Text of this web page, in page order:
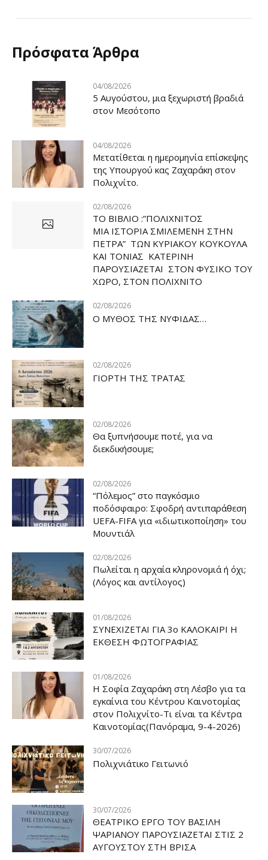
Πρόσφατα Άρθρα
04/08/2026
5 Αυγούστου, μια ξεχωριστή βραδιά
στον Μεσότοπο
04/08/2026
Μετατίθεται η ημερομηνία επίσκεψης
της Υπουργού κας Ζαχαράκη στον
Πολιχνίτο.
02/08/2026
ΤΟ ΒΙΒΛΙΟ :”ΠΟΛΙΧΝΙΤΟΣ
ΜΙΑ ΙΣΤΟΡΙΑ ΣΜΙΛΕΜΕΝΗ ΣΤΗΝ
ΠΕΤΡΑ” ΤΩΝ ΚΥΡΙΑΚΟΥ ΚΟΥΚΟΥΛΑ
ΚΑΙ ΤΟΝΙΑΣ ΚΑΤΕΡΙΝΗ
ΠΑΡΟΥΣΙΑΖΕΤΑΙ ΣΤΟΝ ΦΥΣΙΚΟ ΤOY
ΧΩΡΟ, ΣΤΟΝ ΠΟΛΙΧΝΙΤΟ
02/08/2026
Ο ΜΥΘΟΣ ΤΗΣ ΝΥΦΙΔΑΣ…
02/08/2026
ΓΙΟΡΤΗ ΤΗΣ ΤΡΑΤΑΣ
02/08/2026
Θα ξυπνήσουμε ποτέ, για να
διεκδικήσουμε;
02/08/2026
“Πόλεμος” στο παγκόσμιο
ποδόσφαιρο: Σφοδρή αντιπαράθεση
UEFA-FIFA για «ιδιωτικοποίηση» του
Μουντιάλ
02/08/2026
Πωλείται η αρχαία κληρονομιά ή όχι;
(Λόγος και αντίλογος)
01/08/2026
ΣΥΝΕΧΙΖΕΤΑΙ ΓΙΑ 3ο ΚΑΛΟΚΑΙΡΙ Η
ΕΚΘΕΣΗ ΦΩΤΟΓΡΑΦΙΑΣ
01/08/2026
Η Σοφία Ζαχαράκη στη Λέσβο για τα
εγκαίνια του Κέντρου Καινοτομίας
στον Πολιχνίτο-Τι είναι τα Κέντρα
Καινοτομίας(Πανόραμα, 9-4-2026)
30/07/2026
Πολιχνιάτικο Γειτωνιό
30/07/2026
ΘΕΑΤΡΙΚΟ ΕΡΓΟ ΤΟΥ ΒΑΣΙΛΗ
ΨΑΡΙΑΝΟΥ ΠΑΡΟΥΣΙΑΖΕΤΑΙ ΣΤΙΣ 2
ΑΥΓΟΥΣΤΟΥ ΣΤΗ ΒΡΙΣΑ